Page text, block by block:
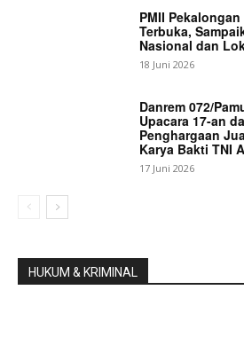
PMII
Terbuka,
Nasional dan
18 Juni 2026
Danrem 072/
Upacara 17-an
Penghargaan
Karya Bakti TNI
17 Juni 2026
HUKUM & KRIMINAL